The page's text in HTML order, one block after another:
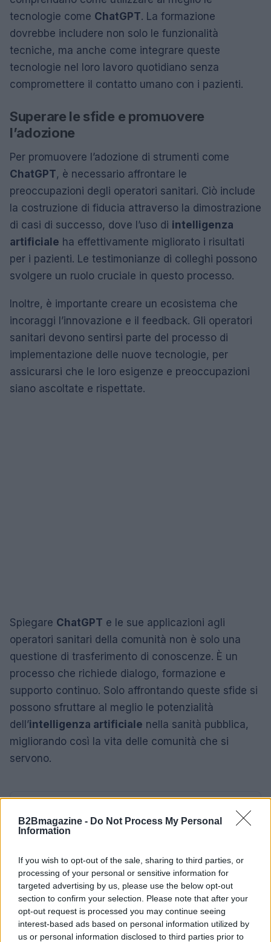
B2Bmagazine - Do Not Process My Personal
Information
If you wish to opt-out of the sale, sharing to third parties, or
processing of your personal or sensitive information for
targeted advertising by us, please use the below opt-out
section to confirm your selection. Please note that after your
opt-out request is processed you may continue seeing
interest-based ads based on personal information utilized by
us or personal information disclosed to third parties prior to
tecnologie come ChatGPT. La formazione
dovrebbe includere non solo le funzionalità
tecniche, ma anche come integrare queste
tecnologie nel loro lavoro quotidiano senza
compromettere il contatto umano con i pazienti.
Superare le sfide e promuovere
l’adozione
Per promuovere l’adozione di strumenti come
ChatGPT, è necessario affrontare le
preoccupazioni degli operatori sanitari. Ciò include
la costruzione di fiducia attraverso la dimostrazione
di casi di successo, dove l’uso di intelligenza
artificiale ha effettivamente migliorato i risultati
per i pazienti. Le testimonianze di colleghi possono
svolgere un ruolo cruciale in questo processo.
Inoltre, è importante creare un ecosistema che
incoraggi l’innovazione e il feedback. Gli operatori
sanitari devono sentirsi parte del processo di
implementazione delle nuove tecnologie, per
assicurarsi che le loro esigenze e preoccupazioni
siano ascoltate e rispettate.
Spiegare ChatGPT e le sue applicazioni agli
operatori sanitari della comunità non è solo una
questione di trasferimento di conoscenze. È un
processo che richiede dialogo, formazione e
supporto continuo. Solo affrontando queste sfide si
possono sfruttare al meglio le potenzialità
dell’intelligenza artificiale nella sanità pubblica,
migliorando così la vita delle comunità che si
servono.
Linda Pellegrini
portuale entrando in Comune per un'intervista
decisiva; è caporedattore con responsabilità
sulle rubriche storiche e propone in
redazione inchieste su memoria locale.
Laureata all'Università di Genova, conserva
un archivio di fotografie d'epoca della città.